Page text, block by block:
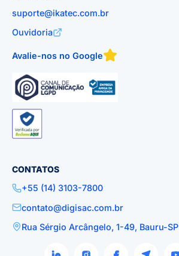
suporte@ikatec.com.br
Ouvidoria
Avalie-nos no Google
CONTATOS
+55 (14) 3103-7800
contato@digisac.com.br
Rua Sérgio Arcângelo, 1-49, Bauru-SP